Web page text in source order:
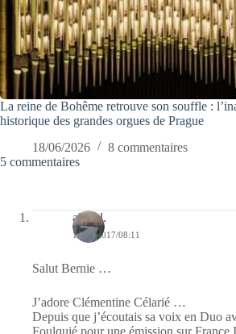
La reine de Bohême retrouve son souffle :
historique des grandes orgues de Prague
18/06/2026
8 commentaires
5 commentaires
alain l.
18/02/2017/08:11
Salut Bernie …
J’adore Clémentine Célarié …
Depuis que j’écoutais sa voix en Duo
Foulquié pour une émission sur France